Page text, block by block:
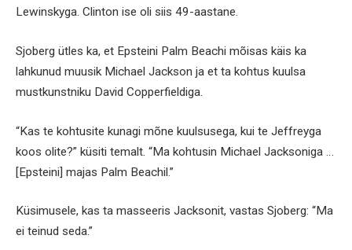
Lewinskyga. Clinton ise oli siis 49-aastane.
Sjoberg ütles ka, et Epsteini Palm Beachi mõisas käis ka
lahkunud muusik Michael Jackson ja et ta kohtus kuulsa
mustkunstniku David Copperfieldiga.
“Kas te kohtusite kunagi mõne kuulsusega, kui te Jeffreyga
koos olite?” küsiti temalt. “Ma kohtusin Michael Jacksoniga …
[Epsteini] majas Palm Beachil.”
Küsimusele, kas ta masseeris Jacksonit, vastas Sjoberg: “Ma
ei teinud seda.”